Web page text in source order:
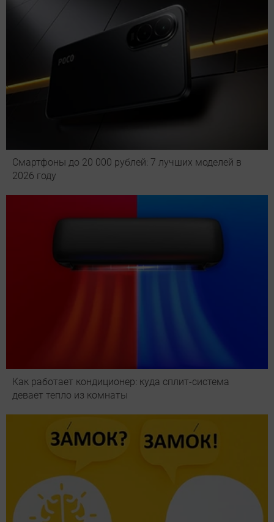
Смартфоны до 20 000 рублей: 7 лучших моделей в
2026 году
Как работает кондиционер: куда сплит-система
девает тепло из комнаты